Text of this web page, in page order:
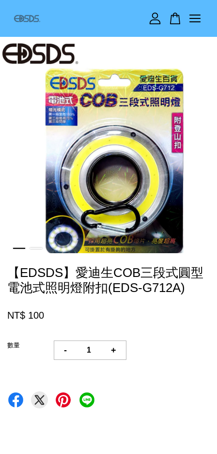
【EDSDS】愛迪生COB三段式圓型
電池式照明燈附扣(EDS-G712A)
NT$ 100
數量
- +
您的購物車目前還是空的。
繼續購物